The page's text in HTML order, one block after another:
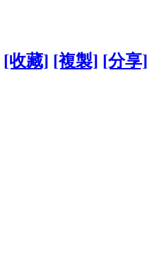
[收藏] [複製] [分享]